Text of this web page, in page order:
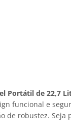
Portátil de 22,7
funcional e
robustez. Seja